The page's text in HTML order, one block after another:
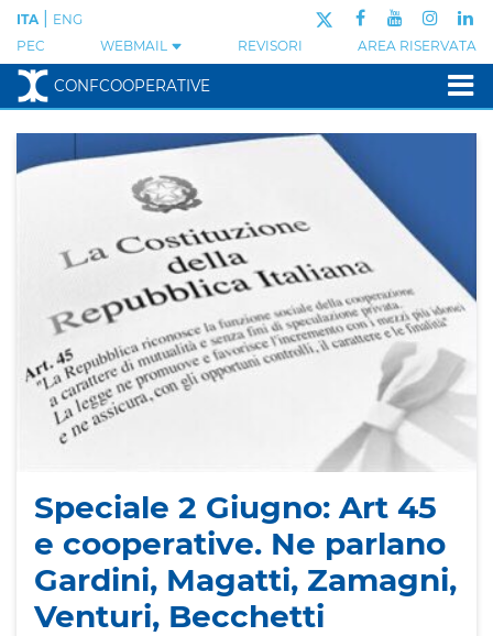
PEC WEBMAIL REVISORI AREA RISERVATA
ITA ENG
CONFCOOPERATIVE
Speciale 2 Giugno: Art 45
e cooperative. Ne parlano
Gardini, Magatti, Zamagni,
Venturi, Becchetti